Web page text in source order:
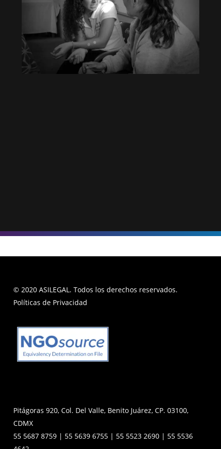
© 2020 ASILEGAL. Todos los derechos reservados.
Políticas de Privacidad
Pitágoras 920, Col. Del Valle, Benito Juárez, CP. 03100,
CDMX
55 5687 8759 | 55 5639 6755 | 55 5523 2690 | 55 5536